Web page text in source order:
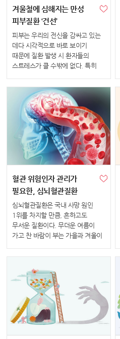
겨울철에 심해지는 만성
피부질환 ‘건선’
피부는 우리의 전신을 감싸고 있는
데다 시각적으로 바로 보이기
때문에 질환 발생 시 환자들의
스트레스가 클 수밖에 없다. 특히
관리의 개념으로 접근해야 하기에
환자들이 느끼는 고통과 피로감이
더하다. 건선은 대표적인 만성
피부질환으로 한 ...
혈관 위험인자 관리가
필요한, 심뇌혈관질환
심뇌혈관질환은 국내 사망 원인
1위를 차지할 만큼, 흔하고도
무서운 질환이다. 무더운 여름이
가고 찬 바람이 부는 가을과 겨울이
증가해 주의가 필요하다.
경기권역심뇌혈관질환센터를
운영하며 심뇌혈관질환 발생과 사...